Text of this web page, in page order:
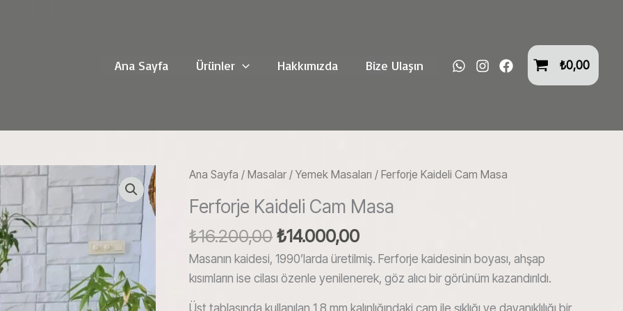
Ana Sayfa Ürünler Hakkımızda Bize Ulaşın ₺0,00
Ana Sayfa /Masalar /Yemek Masaları / Ferforje Kaideli Cam Masa
Ferforje Kaideli Cam Masa
₺16.200,00Orijinal
fiyat:
₺16.200,00.
₺14.000,00Şu
andaki
fiyat:
Masanın kaidesi, 1990’larda üretilmiş. Ferforje kaidesinin boyası, ahşap
kısımların ise cilası özenle yenilenerek, göz alıcı bir görünüm kazandırıldı.
Üst tablasında kullanılan 1,8 mm kalınlığındaki cam ile şıklığı ve dayanıklılığı bir
Masa
adet